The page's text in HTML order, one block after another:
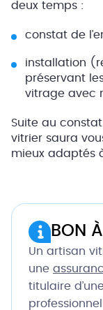
deux temps :
constat de
installation
préservant
vitrage avec
Suite au
vitrier saura
mieux adaptés
BON
Un artisan
une
titulaire